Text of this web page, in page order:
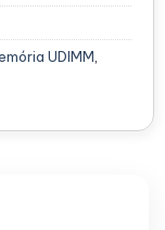
UDIMM